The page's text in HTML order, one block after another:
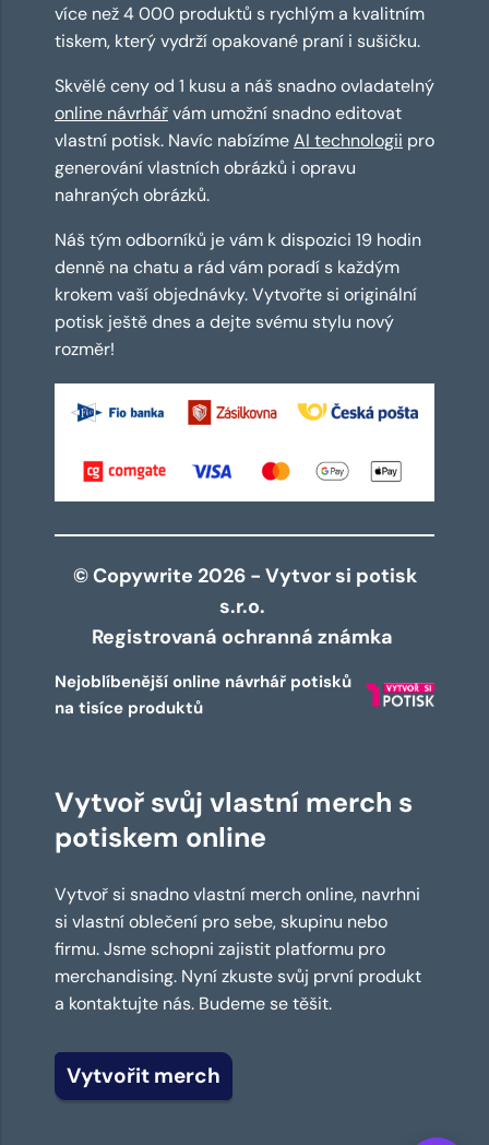
více než 4 000 produktů s rychlým a kvalitním
tiskem, který vydrží opakované praní i sušičku.
Skvělé ceny od 1 kusu a náš snadno ovladatelný
online návrhářvám umožní snadno editovat
vlastní potisk. Navíc nabízímeAI technologii pro
generování vlastních obrázků i opravu
nahraných obrázků.
Náš tým odborníků je vám k dispozici 19 hodin
denně na chatu a rád vám poradí s každým
krokem vaší objednávky. Vytvořte si originální
potisk ještě dnes a dejte svému stylu nový
rozměr!
© Copywrite 2026 - Vytvor si potisk
s.r.o.
Registrovaná ochranná známka
Nejoblíbenější online návrhář potisků
na tisíce produktů
Vytvoř svůj vlastní merch s
potiskem online
Vytvoř si snadno vlastní merch online, navrhni
si vlastní oblečení pro sebe, skupinu nebo
firmu. Jsme schopni zajistit platformu pro
merchandising. Nyní zkuste svůj první produkt
a kontaktujte nás. Budeme se těšit.
Vytvořit merch